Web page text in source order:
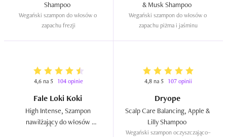
Wegański szampon do włosów o
zapachu frezji
Wegański szampon do włosów o
zapachu piżma i jaśminu
4,6 na 5 104 opinie
Fale Loki Koki
High Intense, Szampon
nawilżający do włosów
4,8 na 5 107 opinii
Dryope
Scalp Care Balancing, Apple &
Wegański szampon oczyszczająco–